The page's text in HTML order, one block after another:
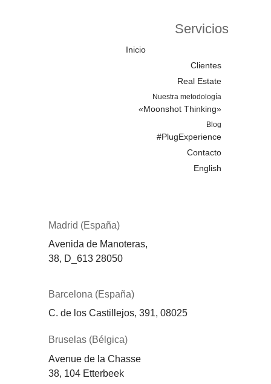
Madrid (España)
Avenida de Manoteras,
38, D_613 28050
Barcelona (España)
C. de los Castillejos, 391, 08025
Bruselas (Bélgica)
Avenue de la Chasse
38, 104 Etterbeek
Servicios
Inicio
Clientes
Real Estate
Nuestra metodología
«Moonshot Thinking»
Blog
#PlugExperience
Contacto
English